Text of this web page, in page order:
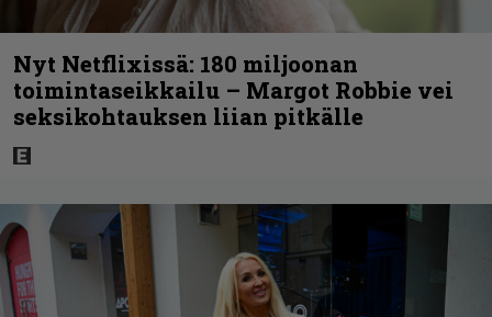
Nyt Netflixissä: 180 miljoonan
toimintaseikkailu – Margot Robbie vei
seksikohtauksen liian pitkälle